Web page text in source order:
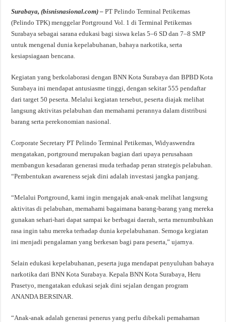
Surabaya, (bisnisnasional.com) – PT Pelindo Terminal Petikemas
(Pelindo TPK) menggelar Portground Vol. 1 di Terminal Petikemas
Surabaya sebagai sarana edukasi bagi siswa kelas 5–6 SD dan 7–8 SMP
untuk mengenal dunia kepelabuhanan, bahaya narkotika, serta
kesiapsiagaan bencana.
Kegiatan yang berkolaborasi dengan BNN Kota Surabaya dan BPBD Kota
Surabaya ini mendapat antusiasme tinggi, dengan sekitar 555 pendaftar
dari target 50 peserta. Melalui kegiatan tersebut, peserta diajak melihat
langsung aktivitas pelabuhan dan memahami perannya dalam distribusi
barang serta perekonomian nasional.
Corporate Secretary PT Pelindo Terminal Petikemas, Widyaswendra
mengatakan, portground merupakan bagian dari upaya perusahaan
membangun kesadaran generasi muda terhadap peran strategis pelabuhan.
“Pembentukan awareness sejak dini adalah investasi jangka panjang.
“Melalui Portground, kami ingin mengajak anak-anak melihat langsung
aktivitas di pelabuhan, memahami bagaimana barang-barang yang mereka
gunakan sehari-hari dapat sampai ke berbagai daerah, serta menumbuhkan
rasa ingin tahu mereka terhadap dunia kepelabuhanan. Semoga kegiatan
ini menjadi pengalaman yang berkesan bagi para peserta,” ujarnya.
Selain edukasi kepelabuhanan, peserta juga mendapat penyuluhan bahaya
narkotika dari BNN Kota Surabaya. Kepala BNN Kota Surabaya, Heru
Prasetyo, mengatakan edukasi sejak dini sejalan dengan program
ANANDA BERSINAR.
“Anak-anak adalah generasi penerus yang perlu dibekali pemahaman